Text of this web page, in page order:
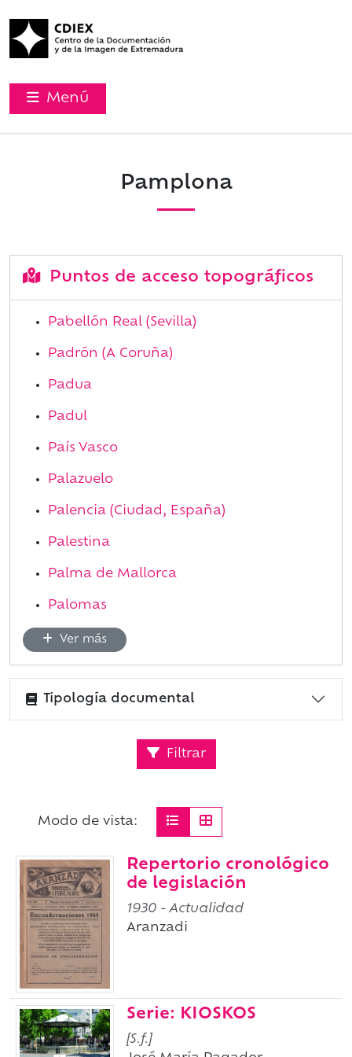
Menú
Pamplona
Puntos de acceso topográficos
Pabellón Real (Sevilla)
Padrón (A Coruña)
Padua
Padul
País Vasco
Palazuelo
Palencia (Ciudad, España)
Palestina
Palma de Mallorca
Palomas
Ver más
Tipología documental
Filtrar
Modo de vista:
Repertorio cronológico
de legislación
1930 - Actualidad
Aranzadi
Serie: KIOSKOS
[S.f.]